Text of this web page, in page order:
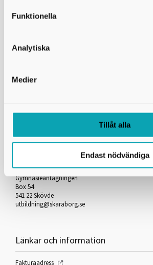
Funktionella
Analytiska
Medier
Tillåt alla
Endast nödvändiga
Kontakta oss
Skaraborgs Kommunalförbund
Gymnasieantagningen
Box 54
541 22 Skövde
utbildning@skaraborg.se
Länkar och information
Fakturaadress